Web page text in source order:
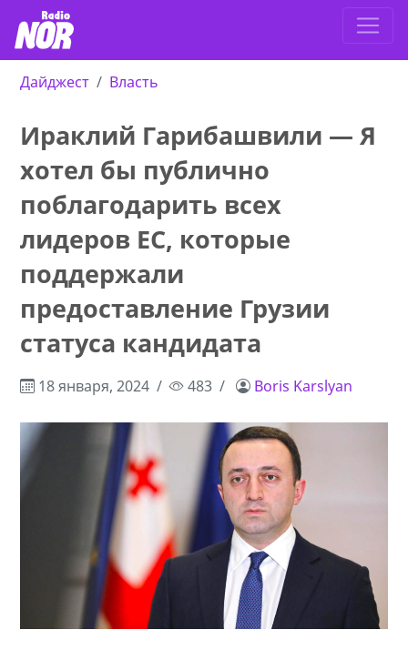
Дайджест Власть
Ираклий Гарибашвили — Я
хотел бы публично
поблагодарить всех
лидеров ЕС, которые
поддержали
предоставление Грузии
статуса кандидата
18 января, 2024 483 Boris Karslyan